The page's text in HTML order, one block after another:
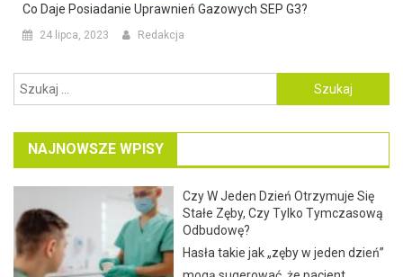
Co Daje Posiadanie Uprawnień Gazowych SEP G3?
24 lipca, 2023 Redakcja
Szukaj:
NAJNOWSZE WPISY
Czy W Jeden Dzień Otrzymuje Się
Stałe Zęby, Czy Tylko Tymczasową
Odbudowę?
Hasła takie jak „zęby w jeden dzień”